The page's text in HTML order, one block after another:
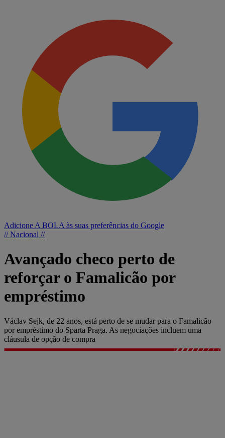
Adicione A BOLA às suas preferências do Google
// Nacional //
Avançado checo perto de
reforçar o Famalicão por
empréstimo
Václav Sejk, de 22 anos, está perto de se mudar para o Famalicão
por empréstimo do Sparta Praga. As negociações incluem uma
cláusula de opção de compra